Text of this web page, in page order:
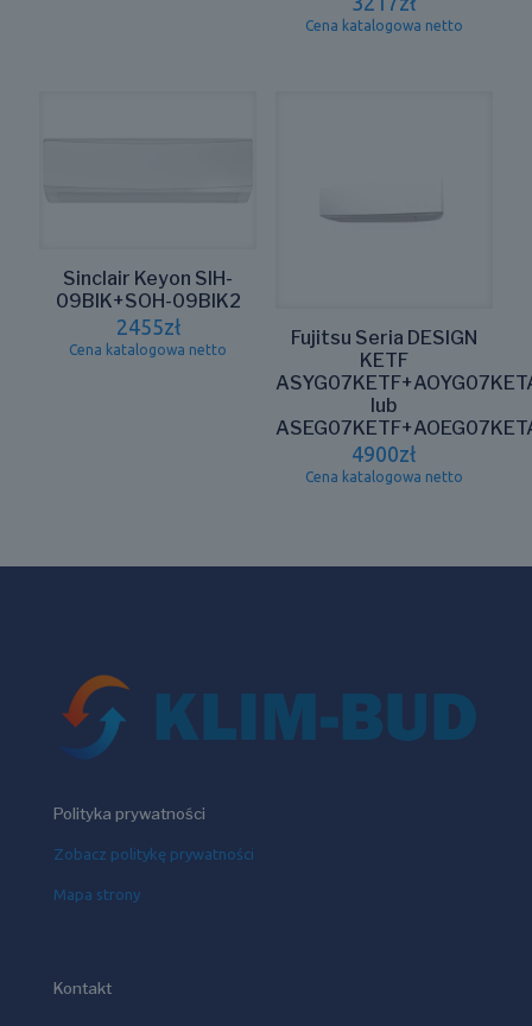
Cena katalogowa netto
Sinclair Keyon SIH-
09BIK+SOH-09BIK2
2455zł
Cena katalogowa netto
Fujitsu Seria DESIGN
KETF
lub
4900zł
Cena katalogowa netto
Polityka prywatności
Zobacz politykę prywatności
Mapa strony
Kontakt